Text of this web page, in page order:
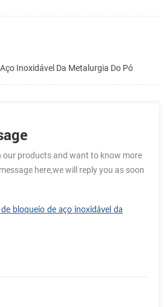
Inoxidável Da Metalurgia Do Pó
our products and want to know more
here,we will reply you as soon
bloqueio de aço inoxidável da